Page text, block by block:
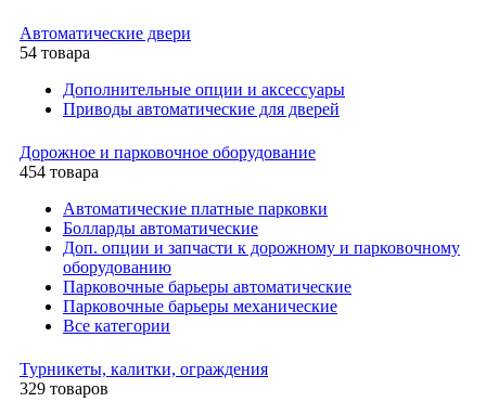
Автоматические двери
54 товара
Дополнительные опции и аксессуары
Приводы автоматические для дверей
Дорожное и парковочное оборудование
454 товара
Автоматические платные парковки
Болларды автоматические
Доп. опции и запчасти к дорожному и парковочному
оборудованию
Парковочные барьеры автоматические
Парковочные барьеры механические
Все категории
Турникеты, калитки, ограждения
329 товаров